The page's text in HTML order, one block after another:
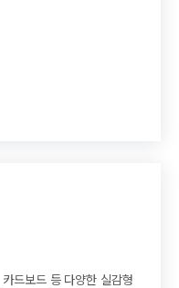
드보드 등 다양한 실감형